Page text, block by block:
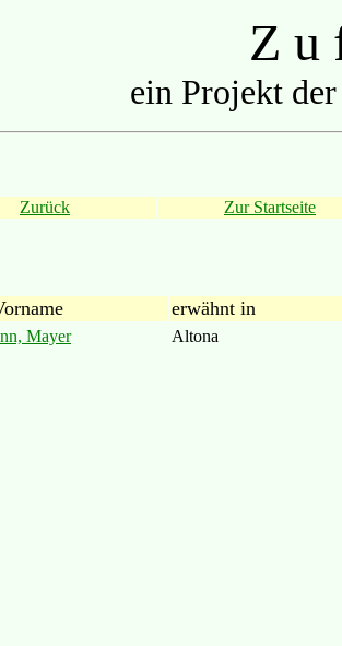
Z u
ein Projekt
Zurück
Zur Startseite
erwähnt in
Mayer Altona